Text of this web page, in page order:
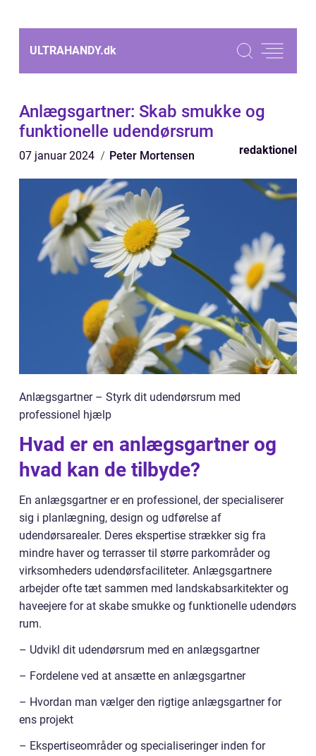
ULTRAHANDY.dk
Anlægsgartner: Skab smukke og
funktionelle udendørsrum
07 januar 2024 Peter Mortensen redaktionel
Anlægsgartner – Styrk dit udendørsrum med
professionel hjælp
Hvad er en anlægsgartner og
hvad kan de tilbyde?
En anlægsgartner er en professionel, der specialiserer
sig i planlægning, design og udførelse af
udendørsarealer. Deres ekspertise strækker sig fra
mindre haver og terrasser til større parkområder og
virksomheders udendørsfaciliteter. Anlægsgartnere
arbejder ofte tæt sammen med landskabsarkitekter og
haveejere for at skabe smukke og funktionelle udendørs
rum.
– Udvikl dit udendørsrum med en anlægsgartner
– Fordelene ved at ansætte en anlægsgartner
– Hvordan man vælger den rigtige anlægsgartner for
ens projekt
– Ekspertiseområder og specialiseringer inden for